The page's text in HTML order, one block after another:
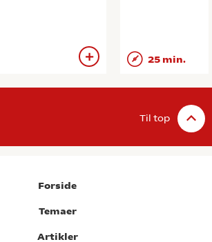
25 min.
Til top
Forside
Temaer
Artikler